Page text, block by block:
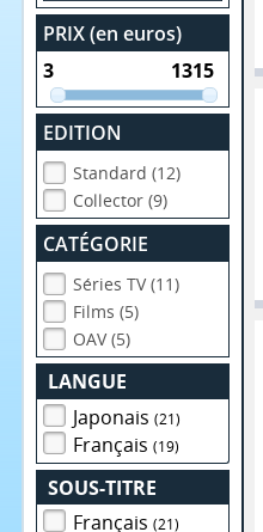
PRIX (en euros)
EDITION
Standard (12)
Collector (9)
CATÉGORIE
Séries TV (11)
Films (5)
OAV (5)
LANGUE
Japonais(21)
Français(19)
SOUS-TITRE
Français(21)